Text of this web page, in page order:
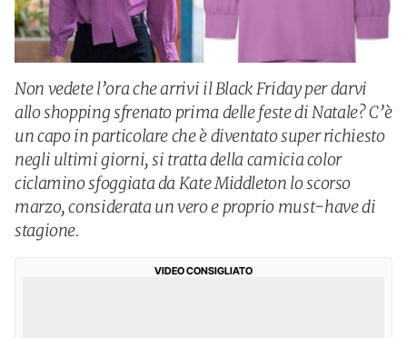
Non vedete l’ora che arrivi il Black Friday per darvi
allo shopping sfrenato prima delle feste di Natale? C’è
un capo in particolare che è diventato super richiesto
negli ultimi giorni, si tratta della camicia color
ciclamino sfoggiata da Kate Middleton lo scorso
marzo, considerata un vero e proprio must-have di
stagione.
VIDEO CONSIGLIATO